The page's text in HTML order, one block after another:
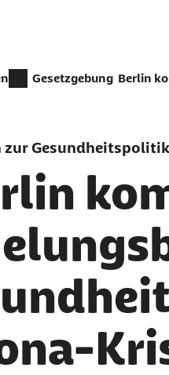
Gesetzgebung Berlin
zur Gesundheitspolitik